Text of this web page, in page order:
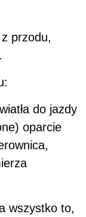
przodu,
do jazdy
oparcie
wszystko to,